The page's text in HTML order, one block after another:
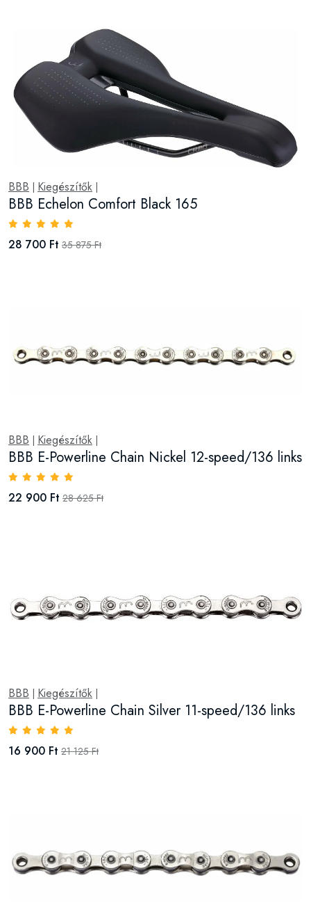
BBB Kiegészítők
BBB Echelon Comfort Black 165
28 700 Ft 35 875 Ft
BBB Kiegészítők
BBB E-Powerline Chain Nickel 12-speed/136 links
22 900 Ft 28 625 Ft
BBB Kiegészítők
BBB E-Powerline Chain Silver 11-speed/136 links
16 900 Ft 21 125 Ft